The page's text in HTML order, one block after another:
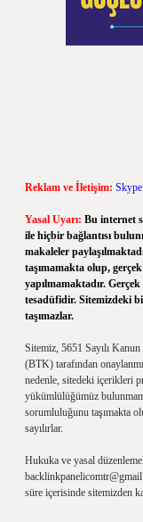
Reklam ve İletişim:
Yasal Uyarı: Bu internet
ile hiçbir bağlantısı
makaleler
taşımamakta olup,
yapılmamaktadır.
tesadüfidir. Sitemizdeki
taşımazlar.
Sitemiz, 5651 Sayılı
(BTK) tarafından
nedenle, sitedeki içerikleri
yükümlülüğümüz
sorumluluğunu taşımakta
sayılırlar.
Hukuka ve yasal
süre içerisinde sitemizden